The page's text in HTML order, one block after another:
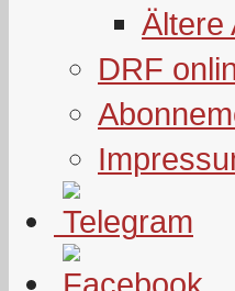
Ältere
DRF